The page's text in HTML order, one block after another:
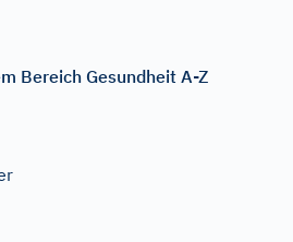
Bereich Gesundheit A-Z